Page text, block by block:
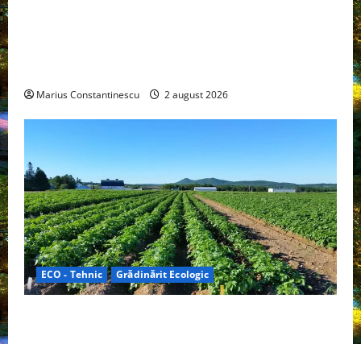
Marius Constantinescu 2 august 2026
ECO - Tehnic Grădinărit Ecologic